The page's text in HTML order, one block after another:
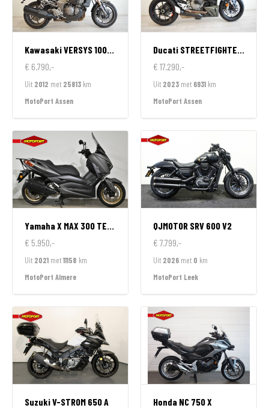
KawasakiVERSYS 1000 ABS
€ 6.790,-
Uit 2012 met 25813 km
MotoPort Assen
Ducati STREETFIGHTER V2
€ 17.290,-
Uit 2023 met 6931 km
MotoPort Assen
YamahaX MAX 300 TECH MAX
€ 5.950,-
Uit 2021 met11158 km
MotoPort Almere
QJMOTOR SRV 600 V2
€ 7.799,-
Uit 2026 met 0 km
MotoPort Leek
SuzukiV-STROM 650 A
Honda NC 750 X